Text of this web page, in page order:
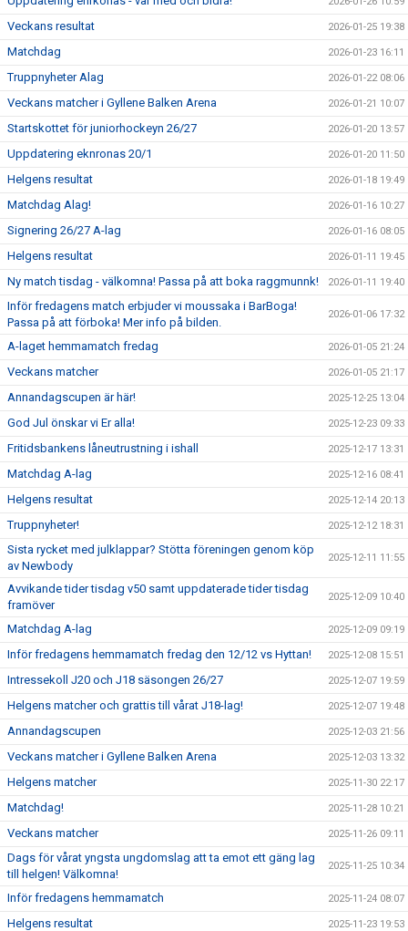
Veckans resultat 2026-01-25 19:38
Matchdag 2026-01-23 16:11
Truppnyheter Alag 2026-01-22 08:06
Veckans matcher i Gyllene Balken Arena 2026-01-21 10:07
Startskottet för juniorhockeyn 26/27 2026-01-20 13:57
Uppdatering eknronas 20/1 2026-01-20 11:50
Helgens resultat 2026-01-18 19:49
Matchdag Alag! 2026-01-16 10:27
Signering 26/27 A-lag 2026-01-16 08:05
Helgens resultat 2026-01-11 19:45
Ny match tisdag - välkomna! Passa på att boka raggmunnk! 2026-01-11 19:40
Inför fredagens match erbjuder vi moussaka i BarBoga!
Passa på att förboka! Mer info på bilden.
2026-01-06 17:32
A-laget hemmamatch fredag 2026-01-05 21:24
Veckans matcher 2026-01-05 21:17
Annandagscupen är här! 2025-12-25 13:04
God Jul önskar vi Er alla! 2025-12-23 09:33
Fritidsbankens låneutrustning i ishall 2025-12-17 13:31
Matchdag A-lag 2025-12-16 08:41
Helgens resultat 2025-12-14 20:13
Truppnyheter! 2025-12-12 18:31
Sista rycket med julklappar? Stötta föreningen genom köp
av Newbody
2025-12-11 11:55
Avvikande tider tisdag v50 samt uppdaterade tider tisdag
framöver
2025-12-09 10:40
Matchdag A-lag 2025-12-09 09:19
Inför fredagens hemmamatch fredag den 12/12 vs Hyttan! 2025-12-08 15:51
Intressekoll J20 och J18 säsongen 26/27 2025-12-07 19:59
Helgens matcher och grattis till vårat J18-lag! 2025-12-07 19:48
Annandagscupen 2025-12-03 21:56
Veckans matcher i Gyllene Balken Arena 2025-12-03 13:32
Helgens matcher 2025-11-30 22:17
Matchdag! 2025-11-28 10:21
Veckans matcher 2025-11-26 09:11
Dags för vårat yngsta ungdomslag att ta emot ett gäng lag
till helgen! Välkomna!
2025-11-25 10:34
Inför fredagens hemmamatch 2025-11-24 08:07
Helgens resultat 2025-11-23 19:53